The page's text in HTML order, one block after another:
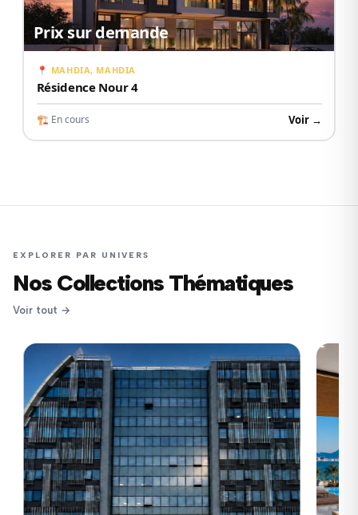
Prix sur demande
📍 MAHDIA, MAHDIA
Résidence Nour 4
🏗 En cours Voir →
EXPLORER PAR UNIVERS
Nos Collections Thématiques
Voir tout →